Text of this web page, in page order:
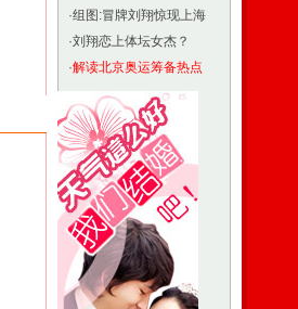
·组图:冒牌刘翔惊现上海
·刘翔恋上体坛女杰？
·解读北京奥运筹备热点